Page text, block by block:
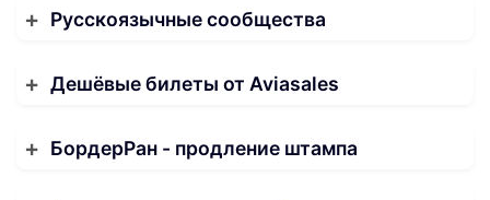
Русскоязычные сообщества
Дешёвые билеты от Aviasales
БордерРан - продление штампа